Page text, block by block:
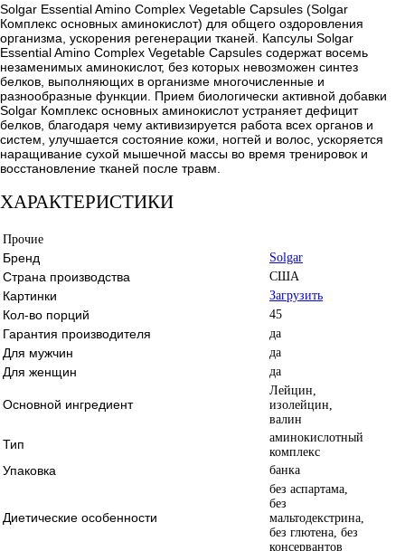
Solgar Essential Amino Complex Vegetable Capsules (Solgar
Комплекс основных аминокислот) для общего оздоровления
организма, ускорения регенерации тканей. Капсулы Solgar
Essential Amino Complex Vegetable Capsules содержат восемь
незаменимых аминокислот, без которых невозможен синтез
белков, выполняющих в организме многочисленные и
разнообразные функции. Прием биологически активной добавки
Solgar Комплекс основных аминокислот устраняет дефицит
белков, благодаря чему активизируется работа всех органов и
систем, улучшается состояние кожи, ногтей и волос, ускоряется
наращивание сухой мышечной массы во время тренировок и
восстановление тканей после травм.
ХАРАКТЕРИСТИКИ
Прочие
Бренд Solgar
Страна производства США
Картинки Загрузить
Кол-во порций 45
Гарантия производителя да
Для мужчин да
Для женщин да
Основной ингредиент
Лейцин,
изолейцин,
валин
Тип
аминокислотный
комплекс
Упаковка банка
Диетические особенности
без аспартама,
без
мальтодекстрина,
без глютена, без
консервантов